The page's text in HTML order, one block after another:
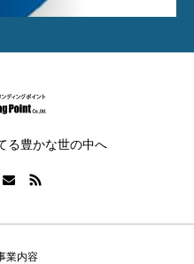
る豊かな世の中へ
業内容